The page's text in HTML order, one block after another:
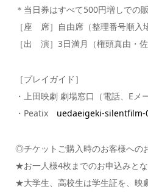
＊当日券はすべて500円増しでの
［座 席］自由席（整理番号順入
［出 演］3日満月（権頭真由・佐
［プレイガイド］
・上田映劇 劇場窓口（電話、Eメ
・Peatix uedaeigeki-silentfilm-
◎チケットご購入時のお客様への
★お一人様4枚までのお申込みとな
★大学生、高校生は学生証を、映